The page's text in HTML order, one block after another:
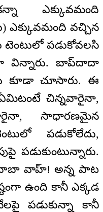
ఎక్కువమంది
ఎక్కువమంది వచ్చిన
టెంటులో పడుకోవలసి
విన్నారు. బాప్‌దాదా
కూడా చూసారు. ఈ
చిన్నవారైనా,
సాధారణమైన
పడుకోలేదు,
పడుకుంటున్నారు.
వాహ్! అన్న పాట
ఉంది కానీ ఎక్కడ
పడుకున్నా కానీ